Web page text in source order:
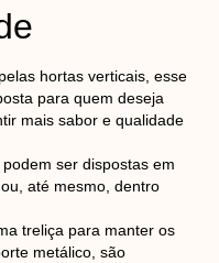
hortas verticais, esse
para quem deseja
mais sabor e qualidade
ser dispostas em
até mesmo, dentro
treliça para manter os
metálico, são